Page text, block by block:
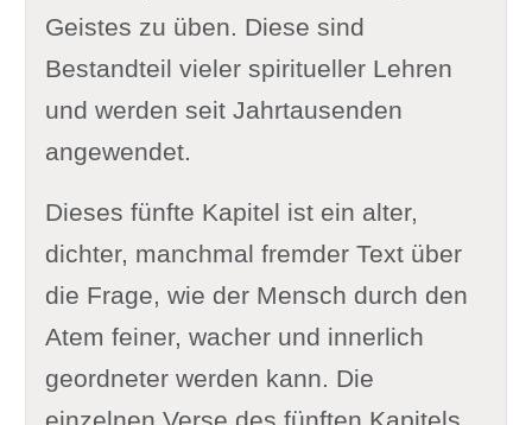
Geistes zu üben. Diese sind
Bestandteil vieler spiritueller Lehren
und werden seit Jahrtausenden
angewendet.
Dieses fünfte Kapitel ist ein alter,
dichter, manchmal fremder Text über
die Frage, wie der Mensch durch den
Atem feiner, wacher und innerlich
geordneter werden kann. Die
einzelnen Verse des fünften Kapitels